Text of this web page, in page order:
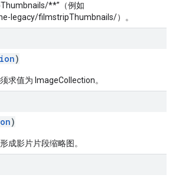
**”（例如
legacy/filmstripThumbnails/）。
)
求值为 ImageCollection。
)
成影片片段缩略图。